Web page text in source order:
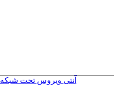
آنتی ویروس تحت شبکه